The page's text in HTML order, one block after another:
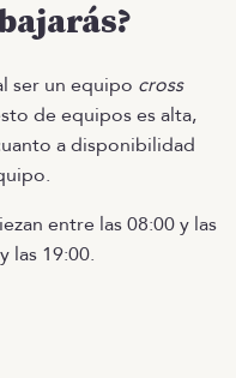
ser un equipo cross
de equipos es alta,
a disponibilidad
entre las 08:00 y las
las 19:00.